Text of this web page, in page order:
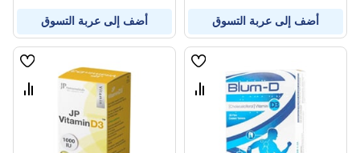
أضف إلى عربة التسوق أضف إلى عربة التسوق
قائمة
قارن
قائمة
قارن